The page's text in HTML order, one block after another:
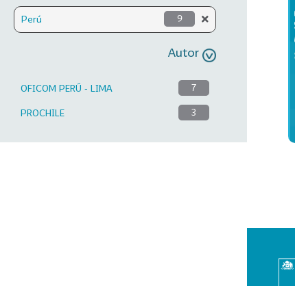
Perú 9
Autor
OFICOM PERÚ - LIMA 7
PROCHILE 3